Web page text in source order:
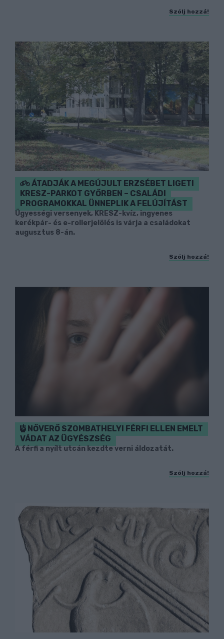
Szólj hozzá!
ÁTADJÁK A MEGÚJULT ERZSÉBET LIGETI
KRESZ-PARKOT GYŐRBEN – CSALÁDI
PROGRAMOKKAL ÜNNEPLIK A FELÚJÍTÁST
Ügyességi versenyek, KRESZ-kvíz, ingyenes
kerékpár- és e-rollerjelölés is várja a családokat
augusztus 8-án.
Szólj hozzá!
NŐVERŐ SZOMBATHELYI FÉRFI ELLEN EMELT
VÁDAT AZ ÜGYÉSZSÉG
A férfi a nyílt utcán kezdte verni áldozatát.
Szólj hozzá!